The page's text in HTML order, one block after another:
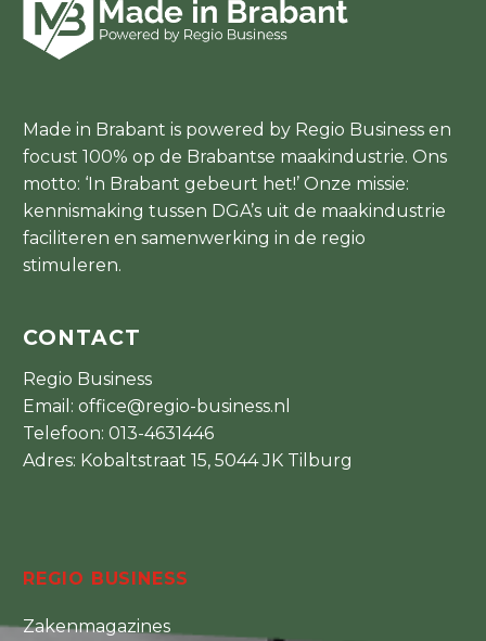
Made in Brabant is powered by Regio Business en
focust 100% op de Brabantse maakindustrie. Ons
motto: ‘In Brabant gebeurt het!’ Onze missie:
kennismaking tussen DGA’s uit de maakindustrie
faciliteren en samenwerking in de regio
stimuleren.
CONTACT
Regio Business
Email: office@regio-business.nl
Telefoon: 013-4631446
Adres: Kobaltstraat 15, 5044 JK Tilburg
REGIO BUSINESS
Zakenmagazines